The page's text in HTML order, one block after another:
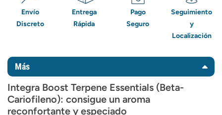
Envío
Discreto
Entrega
Rápida
Pago
Seguro
Seguimiento
y
Localización
Más
Integra Boost Terpene Essentials (Beta-
Cariofileno): consigue un aroma
reconfortante y especiado